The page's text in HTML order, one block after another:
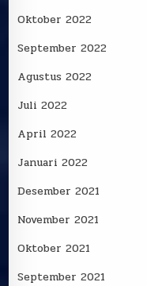
Oktober 2022
September 2022
Agustus 2022
Juli 2022
April 2022
Januari 2022
Desember 2021
November 2021
Oktober 2021
September 2021